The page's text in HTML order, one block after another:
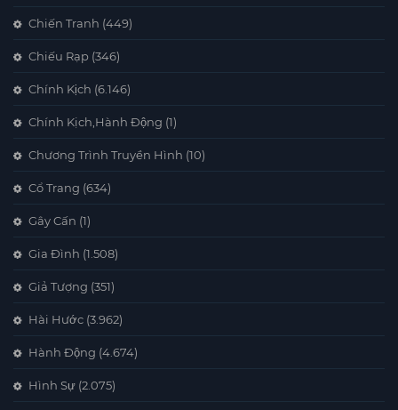
Chiến Tranh (449)
Chiếu Rạp (346)
Chính Kịch (6.146)
Chính Kịch,Hành Động (1)
Chương Trình Truyền Hình (10)
Cổ Trang (634)
Gây Cấn (1)
Gia Đình (1.508)
Giả Tượng (351)
Hài Hước (3.962)
Hành Động (4.674)
Hình Sự (2.075)